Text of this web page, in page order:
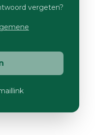
vergeten?